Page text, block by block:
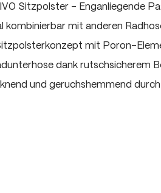
Sitzpolster - Enganliegende
kombinierbar mit anderen
mit Poron-
dank rutschsicherem
und geruchshemmend